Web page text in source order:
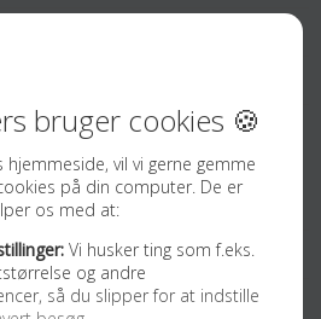
Sociale medier
Facebook
Instagram
Youtube